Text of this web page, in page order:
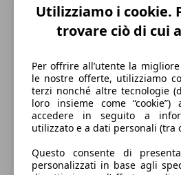
152 km/h
Velocità massima
Diesel
Carburante
Utilizziamo i cookie.
trovare ciò di cui
Per offrire all’utente la
le nostre offerte, utilizziamo
terzi nonché altre tecnologie
loro insieme come
accedere in seguito a
utilizzato e a dati personali (tra
Questo consente di
personalizzati in base agli